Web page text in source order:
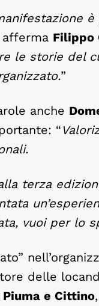
Filippo
le storie del
”
anche
“
terza
vuoi per lo
delle
Piuma e Cittino